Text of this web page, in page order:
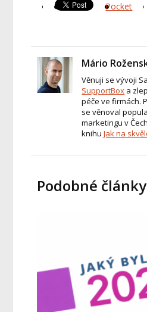
Pocket
Mário
Věnuji se vývoji
SupportBox a
péče ve firmách.
se věnoval
marketingu v
knihuJak na
Podobné články